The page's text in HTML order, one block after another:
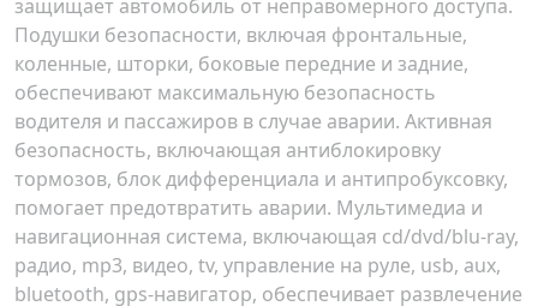
защищает автомобиль от неправомерного доступа.
Подушки безопасности, включая фронтальные,
коленные, шторки, боковые передние и задние,
обеспечивают максимальную безопасность
водителя и пассажиров в случае аварии. Активная
безопасность, включающая антиблокировку
тормозов, блок дифференциала и антипробуксовку,
помогает предотвратить аварии. Мультимедиа и
навигационная система, включающая cd/dvd/blu-ray,
радио, mp3, видео, tv, управление на руле, usb, aux,
bluetooth, gps-навигатор, обеспечивает развлечение